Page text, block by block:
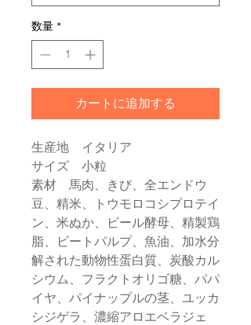
数量 *
カートに追加する
生産地 イタリア
サイズ 小粒
素材 馬肉、きび、全エンドウ
豆、精米、トウモロコシプロテイ
ン、米ぬか、ビール酵母、精製鶏
脂、ビートパルプ、魚油、加水分
解された動物性蛋白質、炭酸カル
シウム、フラクトオリゴ糖、パパ
イヤ、パイナップルの茎、ユッカ
シジゲラ、濃縮アロエベラジェ